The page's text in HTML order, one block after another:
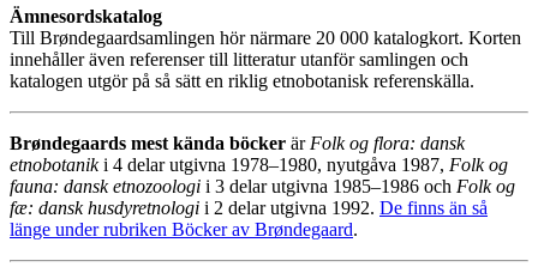
Ämnesordskatalog
Till Brøndegaardsamlingen hör närmare 20 000 katalogkort. Korten
innehåller även referenser till litteratur utanför samlingen och
katalogen utgör på så sätt en riklig etnobotanisk referenskälla.
Brøndegaards mest kända böcker är Folk og flora: dansk
etnobotaniki 4 delar utgivna 1978–1980, nyutgåva 1987, Folk og
fauna: dansk etnozoologi i 3 delar utgivna 1985–1986 och Folk og
fæ: dansk husdyretnologi i 2 delar utgivna 1992. De finns än så
länge under rubriken Böcker av Brøndegaard.